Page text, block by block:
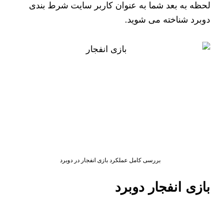
لحظه به بعد شما به عنوان کاربر سایت شرط بندی
دوبرد شناخته می شوید.
بررسی کامل عملکرد بازی انفجار در دوبرد
بازی انفجار دوبرد